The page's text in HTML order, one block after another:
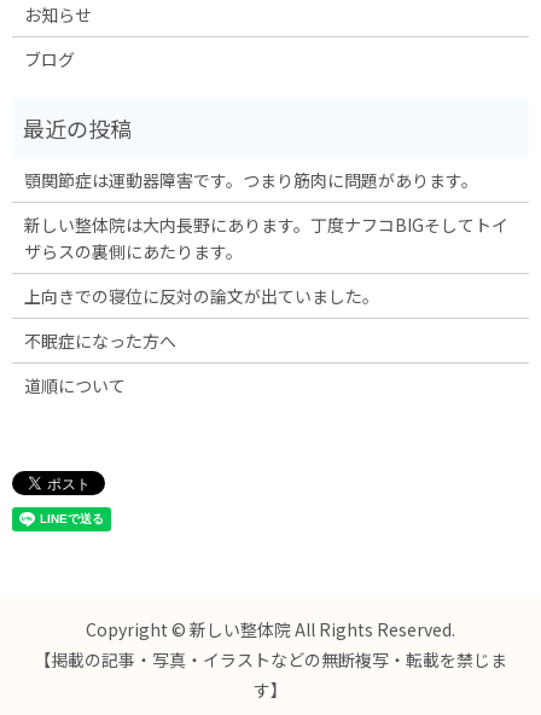
お知らせ
ブログ
顎関節症は運動器障害です。つまり筋肉に問題があります。
新しい整体院は大内長野にあります。丁度ナフコBIGそしてトイ
ザらスの裏側にあたります。
上向きでの寝位に反対の論文が出ていました。
不眠症になった方へ
道順について
Copyright © 新しい整体院 All Rights Reserved.
【掲載の記事・写真・イラストなどの無断複写・転載を禁じま
す】